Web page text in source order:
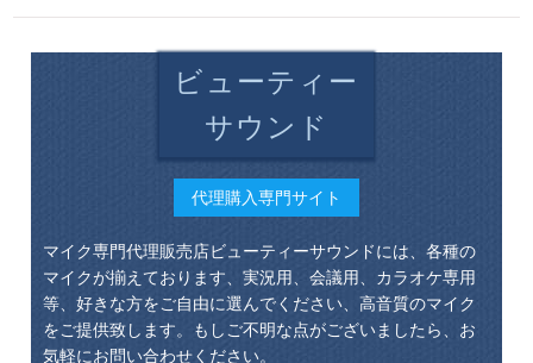
ビューティー
サウンド
代理購入専門サイト
マイク専門代理販売店ビューティーサウンドには、各種の
マイクが揃えております、実況用、会議用、カラオケ専用
等、好きな方をご自由に選んでください、高音質のマイク
をご提供致します。もしご不明な点がございましたら、お
気軽にお問い合わせください。